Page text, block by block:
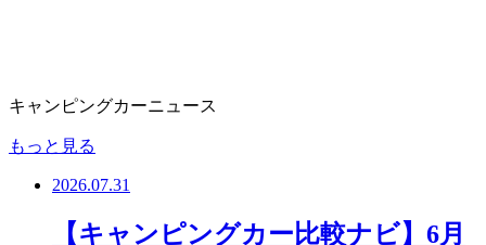
キャンピングカーニュース
もっと見る
2026.07.31
【キャンピングカー比較ナビ】6月